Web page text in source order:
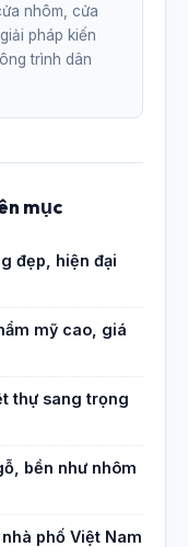
nhôm, cửa
pháp kiến
trình dân
mục
đẹp, hiện đại
mỹ cao, giá
thự sang trọng
bền như nhôm
phố Việt Nam